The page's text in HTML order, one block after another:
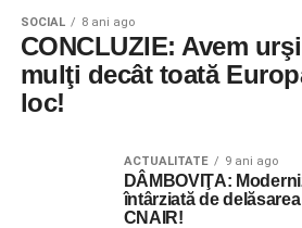
SOCIAL 8 ani ago
CONCLUZIE: Avem
mulţi decât toată
loc!
ACTUALITATE 9 ani ago
DÂMBOVIŢA:
întârziată de
CNAIR!